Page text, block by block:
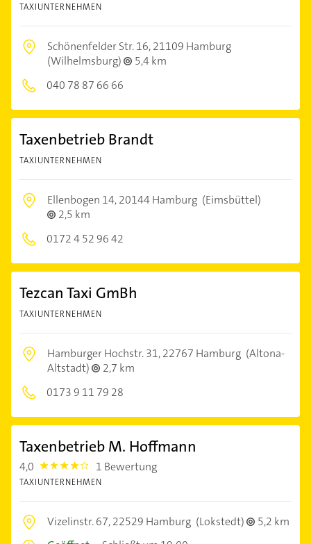
TAXIUNTERNEHMEN
Schönenfelder Str. 16,21109 Hamburg
(Wilhelmsburg)
5,4 km
040 78 87 66 66
Taxenbetrieb Brandt
TAXIUNTERNEHMEN
Ellenbogen 14,20144 Hamburg (Eimsbüttel)
2,5 km
0172 4 52 96 42
Tezcan Taxi GmBh
TAXIUNTERNEHMEN
Hamburger Hochstr. 31,22767 Hamburg (Altona-
Altstadt)
2,7 km
0173 9 11 79 28
Taxenbetrieb M. Hoffmann
4,0 4.0 1 Bewertung
TAXIUNTERNEHMEN
Vizelinstr. 67,22529 Hamburg (Lokstedt)
5,2 km